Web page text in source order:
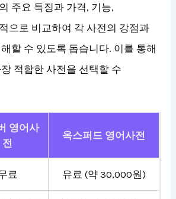
주요 특징과 가격, 기능,
으로 비교하여 각 사전의 강점과
할 수 있도록 돕습니다. 이를 통해
적합한 사전을 선택할 수
영어사
전
옥스퍼드 영어사전
료 유료 (약 30,000원)